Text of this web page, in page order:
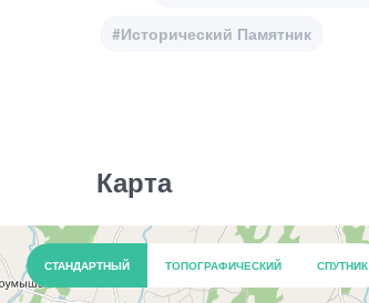
#Исторический Памятник
Карта
СТАНДАРТНЫЙ ТОПОГРАФИЧЕСКИЙ СПУТНИК